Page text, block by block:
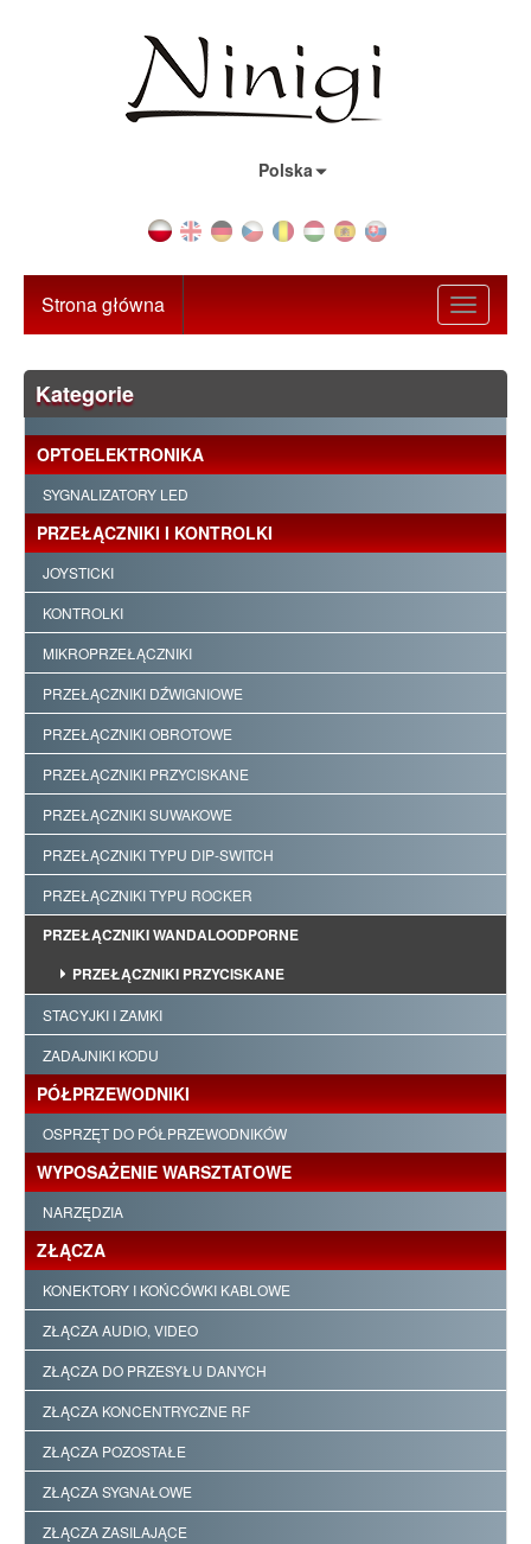
Polska
Toggle
Strona główna
Kategorie
OPTOELEKTRONIKA
SYGNALIZATORY LED
PRZEŁĄCZNIKI I KONTROLKI
JOYSTICKI
KONTROLKI
MIKROPRZEŁĄCZNIKI
PRZEŁĄCZNIKI DŹWIGNIOWE
PRZEŁĄCZNIKI OBROTOWE
PRZEŁĄCZNIKI PRZYCISKANE
PRZEŁĄCZNIKI SUWAKOWE
PRZEŁĄCZNIKI TYPU DIP-SWITCH
PRZEŁĄCZNIKI TYPU ROCKER
PRZEŁĄCZNIKI WANDALOODPORNE
PRZEŁĄCZNIKI PRZYCISKANE
STACYJKI I ZAMKI
ZADAJNIKI KODU
PÓŁPRZEWODNIKI
OSPRZĘT DO PÓŁPRZEWODNIKÓW
WYPOSAŻENIE WARSZTATOWE
NARZĘDZIA
ZŁĄCZA
KONEKTORY I KOŃCÓWKI KABLOWE
ZŁĄCZA AUDIO, VIDEO
ZŁĄCZA DO PRZESYŁU DANYCH
ZŁĄCZA KONCENTRYCZNE RF
ZŁĄCZA POZOSTAŁE
ZŁĄCZA SYGNAŁOWE
ZŁĄCZA ZASILAJĄCE